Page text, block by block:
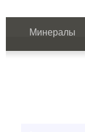
Минералы